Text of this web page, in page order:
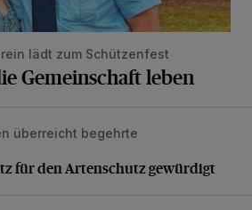
lädt zum Schützenfest
Gemeinschaft leben
den Artenschutz gewürdigt
überreicht begehrte
für den Artenschutz gewürdigt